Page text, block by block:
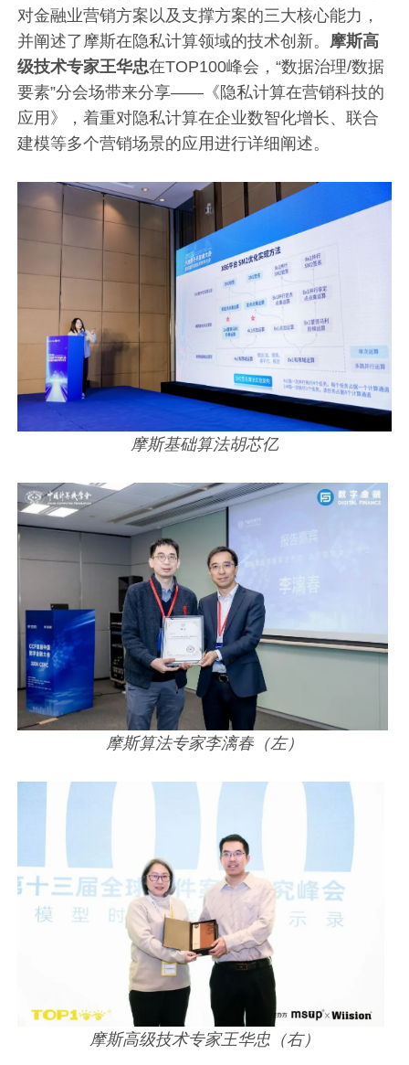
对金融业营销方案以及支撑方案的三大核心能力，
并阐述了摩斯在隐私计算领域的技术创新。 摩斯高
级技术专家王华忠在TOP100峰会，“数据治理/数据
要素”分会场带来分享——《隐私计算在营销科技的
应用》，着重对隐私计算在企业数智化增长、联合
建模等多个营销场景的应用进行详细阐述。
摩斯基础算法胡芯亿
摩斯算法专家李漓春（左）
摩斯高级技术专家王华忠（右）